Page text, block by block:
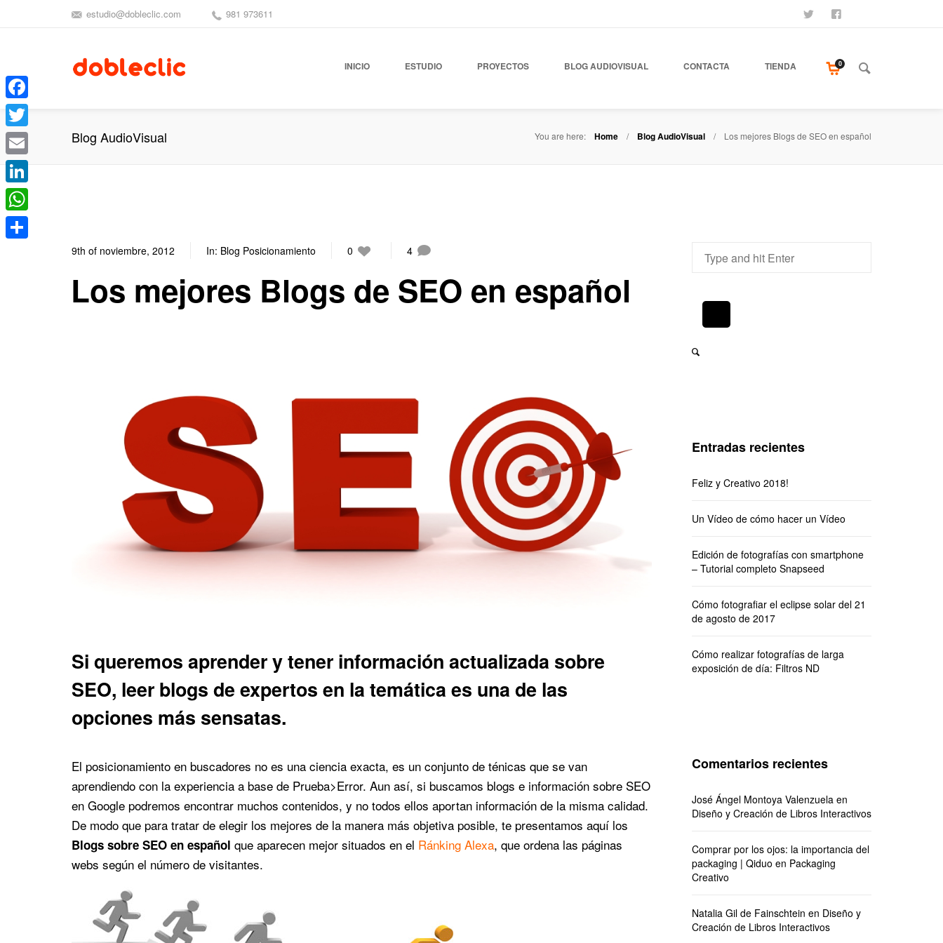
estudio@dobleclic.com 981 973611 SÍGUENOS
INICIO ESTUDIO PROYECTOS BLOG AUDIOVISUAL CONTACTA TIENDA 0
Blog AudioVisual You are here: Home Blog AudioVisual Los mejores Blogs de SEO en español
9th of noviembre, 2012 In: Blog Posicionamiento 0 4
Los mejores Blogs de SEO en español
Si queremos aprender y tener información actualizada sobre
SEO, leer blogs de expertos en la temática es una de las
opciones más sensatas.
El posicionamiento en buscadores no es una ciencia exacta, es un conjunto de ténicas que se van
aprendiendo con la experiencia a base de Prueba>Error. Aun así, si buscamos blogs e información sobre SEO
en Google podremos encontrar muchos contenidos, y no todos ellos aportan información de la misma calidad.
De modo que para tratar de elegir los mejores de la manera más objetiva posible, te presentamos aquí los
Blogs sobre SEO en español que aparecen mejor situados en el Ránking Alexa, que ordena las páginas
webs según el número de visitantes.
Entradas recientes
Feliz y Creativo 2018!
Un Vídeo de cómo hacer un Vídeo
Edición de fotografías con smartphone
– Tutorial completo Snapseed
Cómo fotografiar el eclipse solar del 21
de agosto de 2017
Cómo realizar fotografías de larga
exposición de día: Filtros ND
Comentarios recientes
José Ángel Montoya Valenzuelaen
Diseño y Creación de Libros Interactivos
Comprar por los ojos: la importancia del
packaging | Qiduo en Packaging
Creativo
Natalia Gil de Fainschtein en Diseño y
Creación de Libros Interactivos
Facebook
Twitter
Email
LinkedIn
WhatsApp